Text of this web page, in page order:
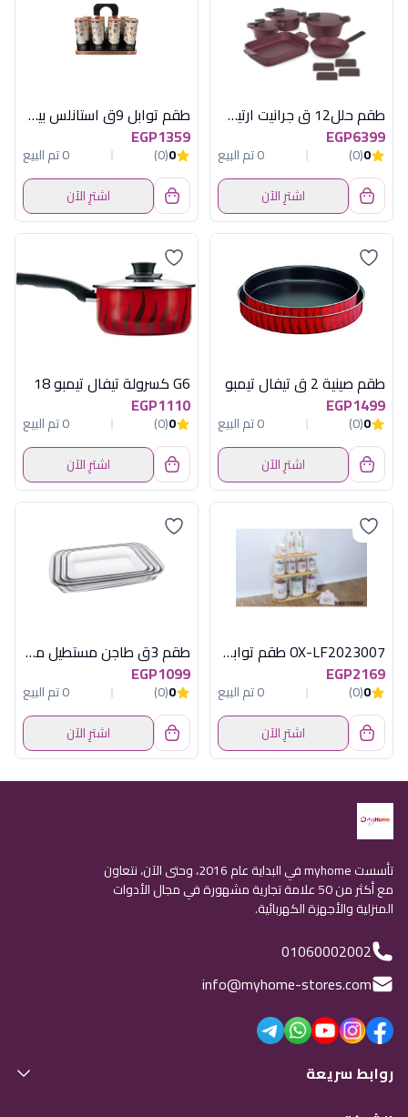
طقم حلل12 ق جرانيت ارتيسان نبيتى بيركس
EGP6399
0
(0)
0 تم البيع
اشترِ الآن
طقم توابل 9ق استانلس بيضاوى صغير اكسفورد
EGP1359
0
(0)
0 تم البيع
اشترِ الآن
طقم صينية 2 ق تيفال تيمبو
EGP1499
0
(0)
0 تم البيع
اشترِ الآن
G6 كسرولة تيفال تيمبو 18
EGP1110
0
(0)
0 تم البيع
اشترِ الآن
OX-LF2023007 طقم توابل12ق باستانداكسفورد
EGP2169
0
(0)
0 تم البيع
اشترِ الآن
طقم 3ق طاجن مستطيل مارينكس برازيلى 93
EGP1099
0
(0)
0 تم البيع
اشترِ الآن
تأسست myhome في البداية عام 2016، وحتى الآن، نتعاون
مع أكثر من 50 علامة تجارية مشهورة في مجال الأدوات
المنزلية والأجهزة الكهربائية.
01060002002
info@myhome-stores.com
روابط سريعة